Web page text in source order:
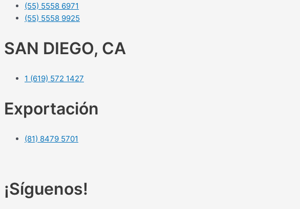
(55) 5558 6971
(55) 5558 9925
SAN DIEGO, CA
1 (619) 572 1427
Exportación
(81) 8479 5701
¡Síguenos!